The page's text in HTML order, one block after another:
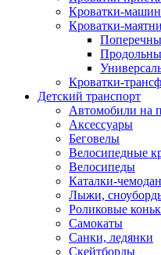
Кроватки-
Кроватки-
Кроватки-
Детский транспорт
Автомобили на
Аксессуары
Беговелы
Велосипедные
Велосипеды
Каталки-
Лыжи,
Роликовые
Самокаты
Санки, ледянки
Скейтборды